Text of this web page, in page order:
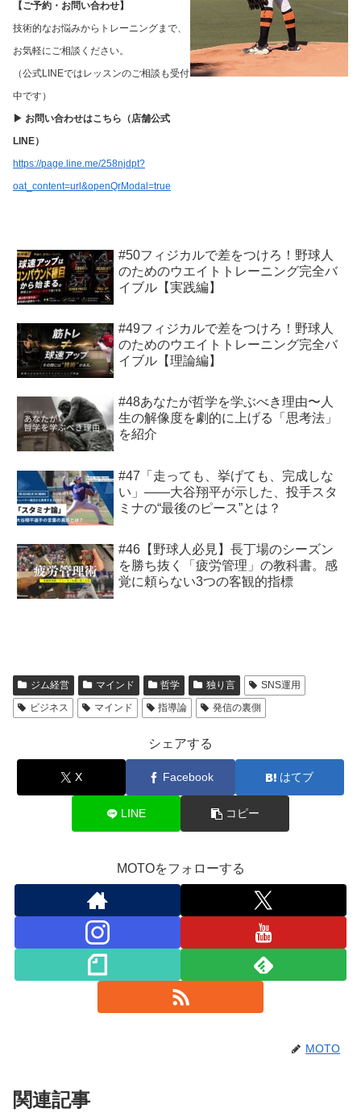
【ご予約・お問い合わせ】
技術的なお悩みからトレーニングまで、
お気軽にご相談ください。
（公式LINEではレッスンのご相談も受付
中です）
▶︎ お問い合わせはこちら（店舗公式
LINE）
https://page.line.me/258njdpt?
oat_content=url&openQrModal=true
#50フィジカルで差をつけろ！野球人
のためのウエイトトレーニング完全バ
イブル【実践編】
#49フィジカルで差をつけろ！野球人
のためのウエイトトレーニング完全バ
イブル【理論編】
#48あなたが哲学を学ぶべき理由〜人
生の解像度を劇的に上げる「思考法」
を紹介
#47「走っても、挙げても、完成しな
い」——大谷翔平が示した、投手スタ
ミナの“最後のピース”とは？
#46【野球人必見】長丁場のシーズン
を勝ち抜く「疲労管理」の教科書。感
覚に頼らない3つの客観的指標
ジム経営 マインド 哲学 独り言
SNS運用
ビジネス
マインド 指導論 発信の裏側
シェアする
X Facebook はてブ
LINE コピー
MOTOをフォローする
MOTO
関連記事